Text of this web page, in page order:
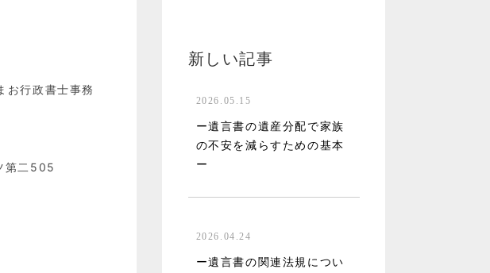
お行政書士事務
第二505
新しい記事
2026.05.15
ー遺言書の遺産分配で家族
の不安を減らすための基本
ー
2026.04.24
ー遺言書の関連法規につい